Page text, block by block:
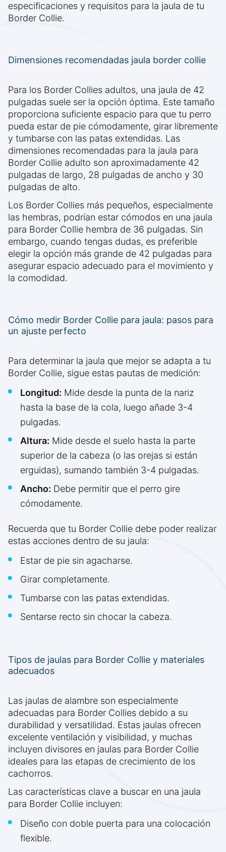
especificaciones y requisitos para la jaula de tu
Border Collie.
Dimensiones recomendadas jaula border collie
Para los Border Collies adultos, una jaula de 42
pulgadas suele ser la opción óptima. Este tamaño
proporciona suficiente espacio para que tu perro
pueda estar de pie cómodamente, girar libremente
y tumbarse con las patas extendidas. Las
dimensiones recomendadas para la jaula para
Border Collie adulto son aproximadamente 42
pulgadas de largo, 28 pulgadas de ancho y 30
pulgadas de alto.
Los Border Collies más pequeños, especialmente
las hembras, podrían estar cómodos en una jaula
para Border Collie hembra de 36 pulgadas. Sin
embargo, cuando tengas dudas, es preferible
elegir la opción más grande de 42 pulgadas para
asegurar espacio adecuado para el movimiento y
la comodidad.
Cómo medir Border Collie para jaula: pasos para
un ajuste perfecto
Para determinar la jaula que mejor se adapta a tu
Border Collie, sigue estas pautas de medición:
Longitud: Mide desde la punta de la nariz
hasta la base de la cola, luego añade 3-4
pulgadas.
Altura: Mide desde el suelo hasta la parte
superior de la cabeza (o las orejas si están
erguidas), sumando también 3-4 pulgadas.
Ancho: Debe permitir que el perro gire
cómodamente.
Recuerda que tu Border Collie debe poder realizar
estas acciones dentro de su jaula:
Estar de pie sin agacharse.
Girar completamente.
Tumbarse con las patas extendidas.
Sentarse recto sin chocar la cabeza.
Tipos de jaulas para Border Collie y materiales
adecuados
Las jaulas de alambre son especialmente
adecuadas para Border Collies debido a su
durabilidad y versatilidad. Estas jaulas ofrecen
excelente ventilación y visibilidad, y muchas
incluyen divisores en jaulas para Border Collie
ideales para las etapas de crecimiento de los
cachorros.
Las características clave a buscar en una jaula
para Border Collie incluyen:
Diseño con doble puerta para una colocación
flexible.